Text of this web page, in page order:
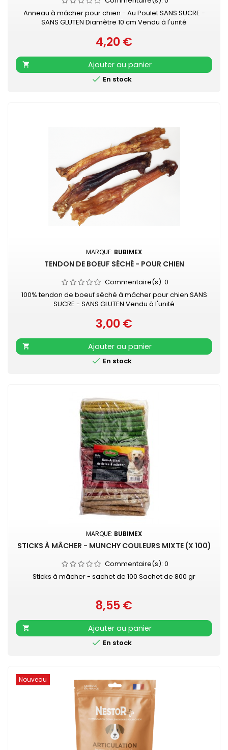
Anneau à mâcher pour chien - Au Poulet SANS SUCRE -
SANS GLUTEN Diamètre 10 cm Vendu à l'unité
Prix
4,20 €

Ajouter au panier
 En stock
MARQUE: BUBIMEX
TENDON DE BOEUF SÉCHÉ - POUR CHIEN
Commentaire(s): 0
100% tendon de boeuf séché à mâcher pour chien SANS
SUCRE - SANS GLUTEN Vendu à l'unité
Prix
3,00 €

Ajouter au panier
 En stock
MARQUE: BUBIMEX
STICKS À MÂCHER - MUNCHY COULEURS MIXTE (X 100)
Commentaire(s): 0
Sticks à mâcher - sachet de 100 Sachet de 800 gr
Prix
8,55 €

Ajouter au panier
 En stock
Nouveau